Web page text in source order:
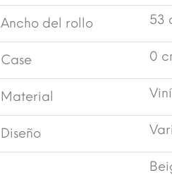
Ancho del rollo 53
Case 0
Material
Diseño